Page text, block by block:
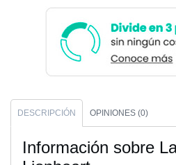
DESCRIPCIÓN OPINIONES (0)
Información sobre